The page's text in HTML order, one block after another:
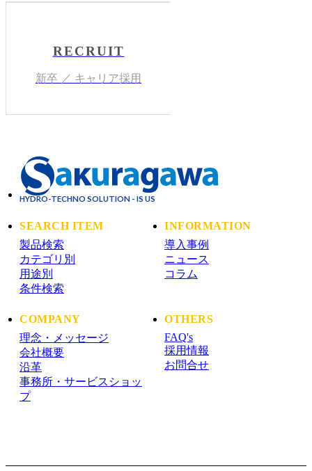
RECRUIT
新卒 ／ キャリア採用
HYDRO-TECHNO SOLUTION - IS US
SEARCH ITEM
製品検索
カテゴリ別
用途別
条件検索
INFORMATION
導入事例
ニュース
コラム
COMPANY
理念・メッセージ
会社概要
沿革
事務所・サービスショッ
プ
OTHERS
FAQ's
採用情報
お問合せ